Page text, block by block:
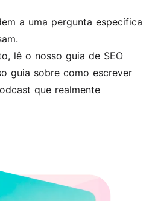
a uma pergunta específica
lê o nosso guia de SEO
guia sobre como escrever
que realmente